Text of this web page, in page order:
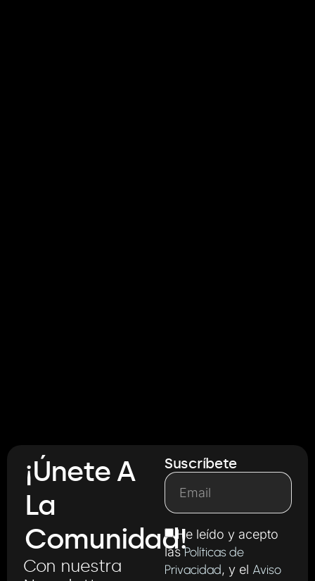
¡Únete A
La
Comunidad!
Con nuestra
Suscríbete
He leído y acepto
lasPolíticas de
Privacidad, y el Aviso